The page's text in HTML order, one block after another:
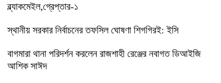
ব্ল্যাকমেইল,গ্রেপ্তার-১
স্থানীয় সরকার নির্বাচনের তফসিল ঘোষণা শিগগিরই: ইসি
বাগমারা থানা পরিদর্শন করলেন রাজশাহী রেঞ্জের নবাগত ডিআইজি
আশিক সাঈদ